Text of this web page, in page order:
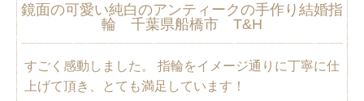
鏡面の可愛い純白のアンティークの手作り結婚指
輪 千葉県船橋市 T&H
すごく感動しました。 指輪をイメージ通りに丁寧に仕
上げて頂き、とても満足しています！